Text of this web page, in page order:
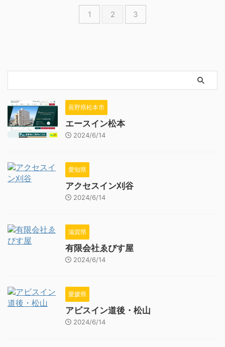
1 2 3
長野県松本市
エースイン松本
2024/6/14
愛知県
アクセスイン刈谷
2024/6/14
滋賀県
有限会社ゑびす屋
2024/6/14
愛媛県
アビスイン道後・松山
2024/6/14